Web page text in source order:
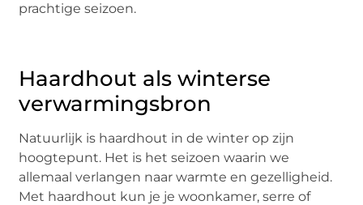
prachtige seizoen.
Haardhout als winterse
verwarmingsbron
Natuurlijk is haardhout in de winter op zijn
hoogtepunt. Het is het seizoen waarin we
allemaal verlangen naar warmte en gezelligheid.
Met haardhout kun je je woonkamer, serre of